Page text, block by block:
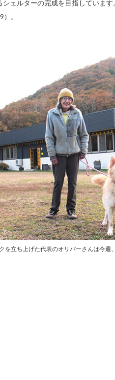
ェルターの完成を目指していま
。
を立ち上げた代表のオリバーさんは今週